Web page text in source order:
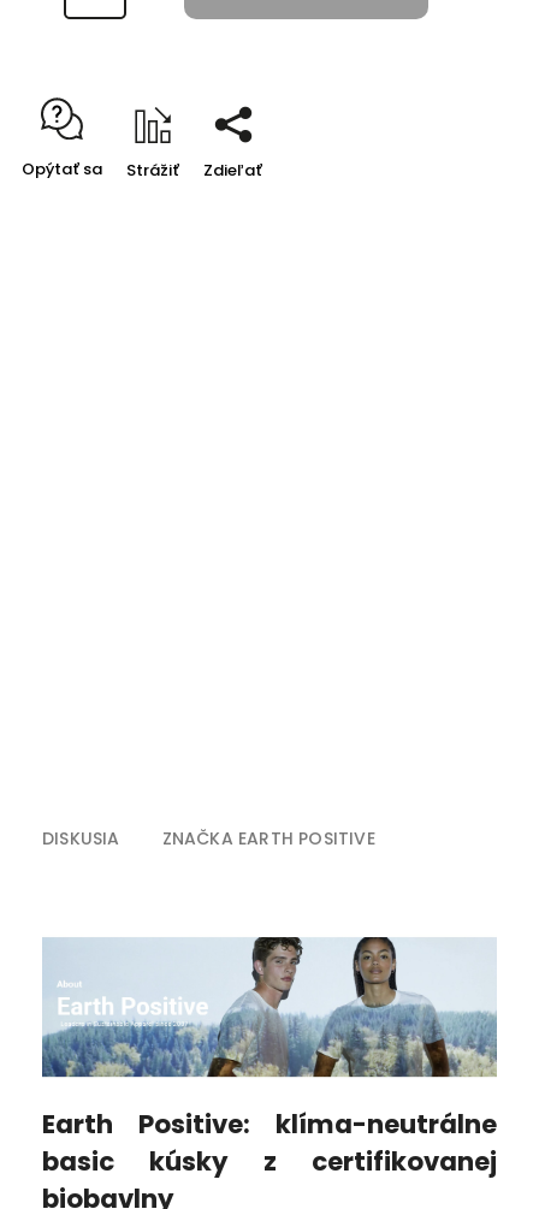
Opýtať sa Strážiť Zdieľať
DISKUSIA ZNAČKA EARTH POSITIVE
Earth Positive: klíma-neutrálne
basic kúsky z certifikovanej
biobavlny